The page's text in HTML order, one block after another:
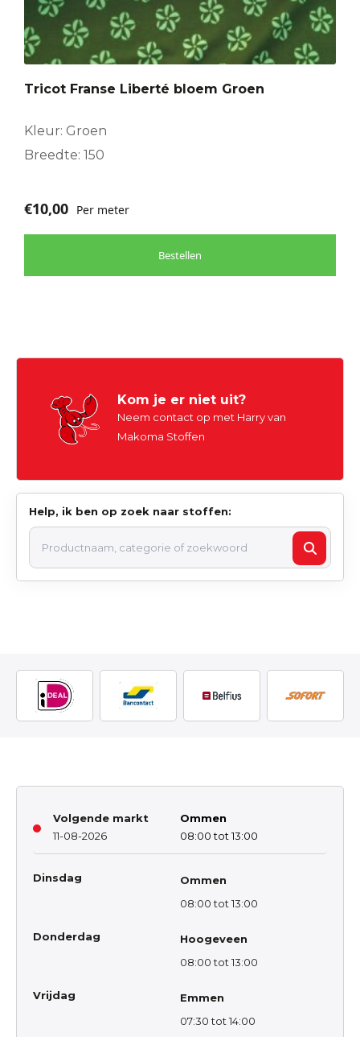
Tricot Franse Liberté bloem Groen
Kleur: Groen
Breedte: 150
€10,00 Per meter
Bestellen
Kom je er niet uit?
Neem contact op met Harry van
Makoma Stoffen
Help, ik ben op zoek naar stoffen:
Volgende markt
11-08-2026
Ommen
08:00 tot 13:00
Dinsdag
Ommen
08:00 tot 13:00
Donderdag
Hoogeveen
08:00 tot 13:00
Vrijdag
Emmen
07:30 tot 14:00